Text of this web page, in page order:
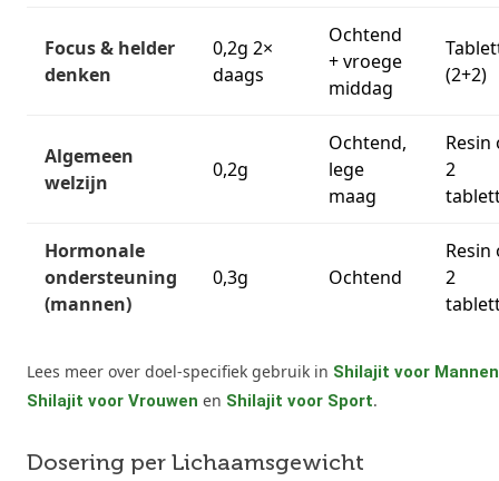
Focus & helder
denken
0,2g 2×
daags
Ochtend
+ vroege
middag
(2+2)
Algemeen
welzijn
0,2g
Ochtend,
lege
maag
Resin
2
Hormonale
ondersteuning
(mannen)
0,3g Ochtend
Resin
2
Lees meer over doel-specifiek gebruik in Shilajit voor Mannen
Shilajit voor Vrouwen en Shilajit voor Sport.
Dosering per Lichaamsgewicht